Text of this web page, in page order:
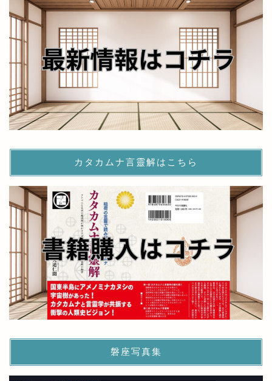
カタカムナ言靈解はこちら
磐座写真集